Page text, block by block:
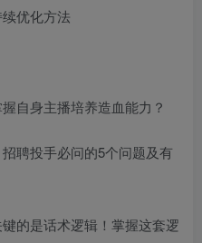
优化方法
自身主播培养造血能力？
聘投手必问的5个问题及有
的是话术逻辑！掌握这套逻